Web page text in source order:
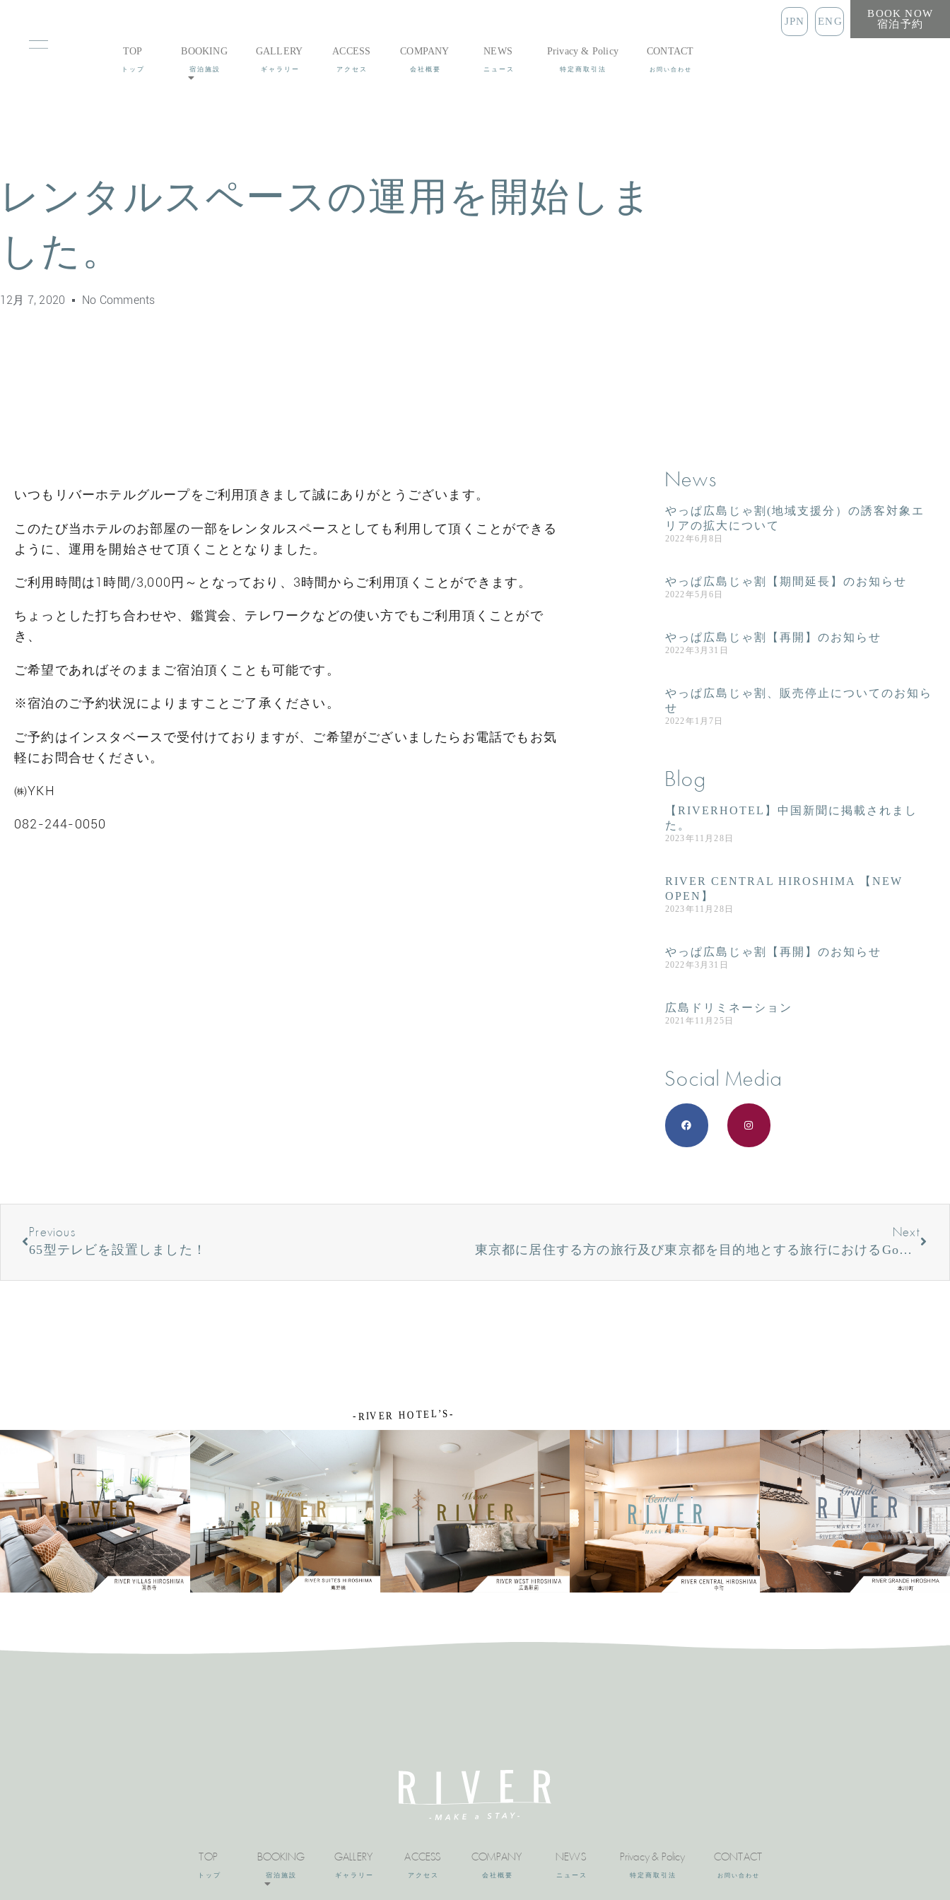
JPN ENG
BOOK NOW
宿泊予約
TOP BOOKING GALLERY ACCESS COMPANY NEWS Privacy & Policy CONTACT
レンタルスペースの運用を開始しま
した。
12月 7, 2020 No Comments
いつもリバーホテルグループをご利用頂きまして誠にありがとうございます。
このたび当ホテルのお部屋の一部をレンタルスペースとしても利用して頂くことができる
ように、運用を開始させて頂くこととなりました。
ご利用時間は1時間/3,000円～となっており、3時間からご利用頂くことができます。
ちょっとした打ち合わせや、鑑賞会、テレワークなどの使い方でもご利用頂くことがで
き、
ご希望であればそのままご宿泊頂くことも可能です。
※宿泊のご予約状況によりますことご了承ください。
ご予約はインスタベースで受付けておりますが、ご希望がございましたらお電話でもお気
軽にお問合せください。
㈱YKH
082-244-0050
News
やっぱ広島じゃ割(地域支援分）の誘客対象エ
リアの拡大について
2022年6月8日
やっぱ広島じゃ割【期間延長】のお知らせ
2022年5月6日
やっぱ広島じゃ割【再開】のお知らせ
2022年3月31日
やっぱ広島じゃ割、販売停止についてのお知ら
せ
2022年1月7日
Blog
【RIVERHOTEL】中国新聞に掲載されまし
た。
2023年11月28日
RIVER CENTRAL HIROSHIMA 【NEW
OPEN】
2023年11月28日
やっぱ広島じゃ割【再開】のお知らせ
2022年3月31日
広島ドリミネーション
2021年11月25日
Social Media
Previous
65型テレビを設置しました！
Next
東京都に居住する方の旅行及び東京都を目的地とする旅行におけるGoTOトラベル事業の利用について
TOP BOOKING GALLERY ACCESS COMPANY NEWS Privacy & Policy CONTACT